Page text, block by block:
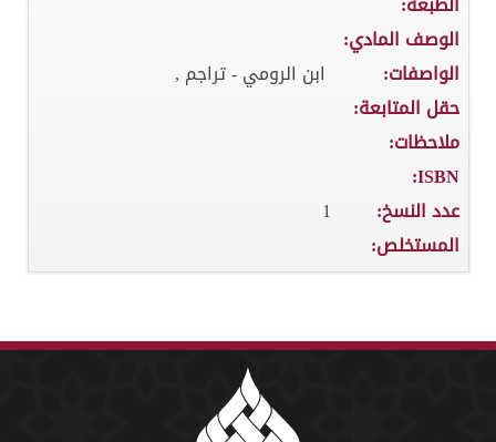
الوصف المادي:
الواصفات:
ابن الرومي - تراجم ,
حقل المتابعة:
ملاحظات:
ISBN:
عدد النسخ:
1
المستخلص: